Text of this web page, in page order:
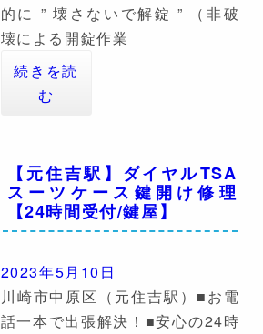
的に ” 壊さないで解錠 ” （非破
壊による開錠作業
続きを読
む
【元住吉駅】ダイヤルTSA
スーツケース鍵開け修理
【24時間受付/鍵屋】
2023年5月10日
川崎市中原区（元住吉駅）■お電
話一本で出張解決！■安心の24時